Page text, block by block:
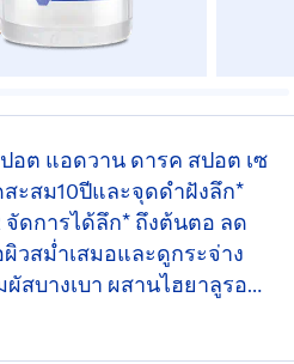
อต แอดวาน ดารค สปอต เซ
ะสม10ปีและจุดดำฝังลึก*
จัดการได้ลึก* ถึงต้นตอ ลด
ผิวสม่ำเสมอและดูกระจ่าง
ผัสบางเบา ผสานไฮยาลูรอ
ห้ผิว เพื่อผิวกระจ่างใส+